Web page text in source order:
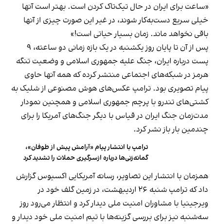
«ساعت برای ایران در حال تیک‌تاک کردن است. بهتر است آنها
خیلی سریع دست‌به‌کار شوند، در غیر این صورت چیزی از آنها
باقی نخواهد ماند. زمان بسیار حیاتی است!»
پس از آن تا پایان روز یکشنبه در یک بازه زمانی دو ساعته، ۹
پست درباره ایران، جنگ علیه جمهوری اسلامی و وضعیت تنگه
هرمز در شبکه‌های اجتماعی منتشر کرده که همه آنها حاوی
پیام تصویری بود. ترامپ عکس‌های هوش مصنوعی از شلیک به
کشتی‌های تندرو با پرچم جمهوری اسلامی و همچنین نمودار
مدت‌زمان جنگ ایران در قیاس با دیگر جنگ‌های آمریکا را برای
چندمین بار باز نشر کرد.
ترامپ با انتشار پیام «آرامش پیش از طوفان»،
گمانه‌زنی‌ها درباره ازسرگیری حملات را تشدید کرد
همزمان با انتشار این تصاویر، رسانه آمریکایی اکسیوس گزارش
داد که ترامپ شنبه ۲۶ اردیبهشت، در زمین گلف خود در
ویرجینیا با مشاوران امنیت ملی دیدار کرد و انتظار می‌رود روز
سه‌شنبه نیز برای بررسی گزینه‌ها با تیم امنیت ملی خود دیدار و